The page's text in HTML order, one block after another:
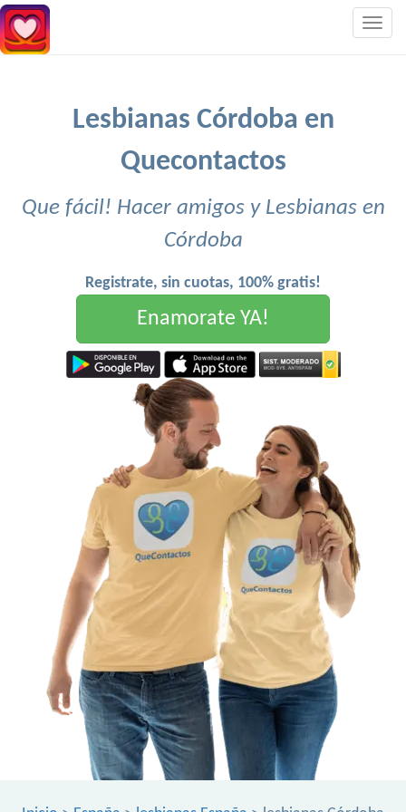
Lesbianas Córdoba en
Quecontactos
Que fácil! Hacer amigos y Lesbianas en
Córdoba
Registrate, sin cuotas, 100% gratis!
Enamorate YA!